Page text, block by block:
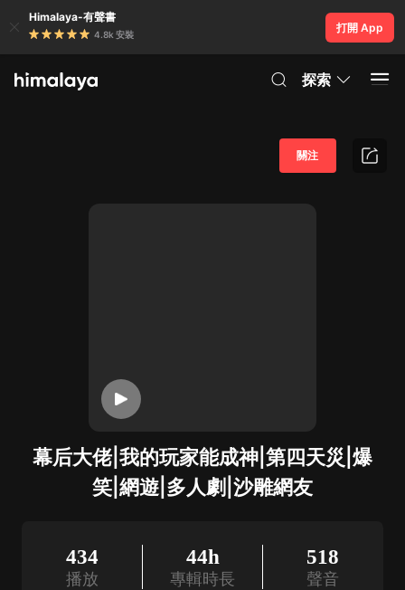
Himalaya-有聲書
4.8k 安裝
打開 App
探索
幕后大佬|我的玩家能成神|第四天災|爆
笑|網遊|多人劇|沙雕網友
關注
434
播放
44h
專輯時長
518
聲音